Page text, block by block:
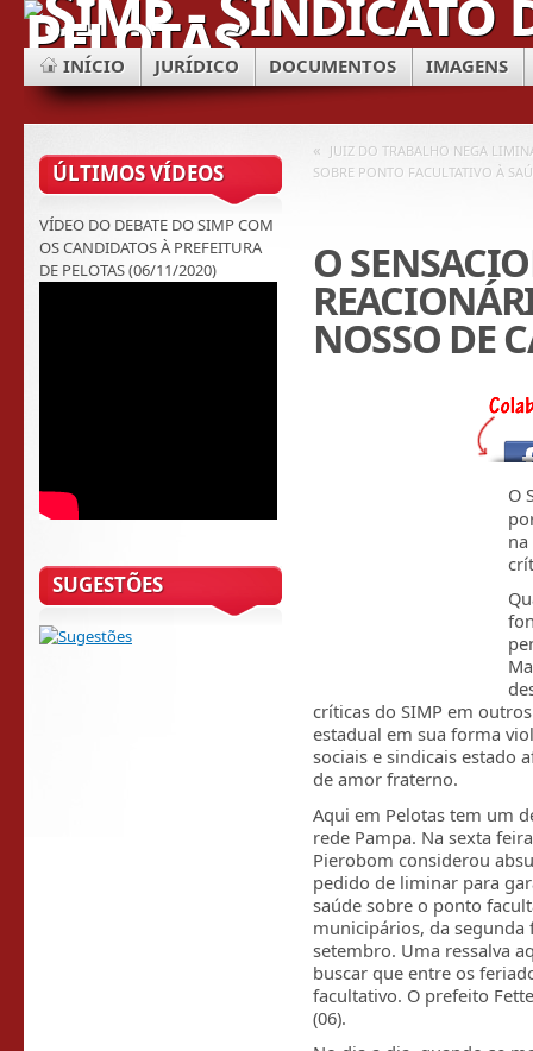
INÍCIO JURÍDICO DOCUMENTOS IMAGENS
« JUIZ DO TRABALHO NEGA
SOBRE PONTO FACULTATIVO À
O
NOSSO DE
O
críticas do SIMP em
estadual em sua forma
sociais e sindicais estado
de amor fraterno.
Aqui em Pelotas tem um
rede Pampa. Na sexta
Pierobom considerou
pedido de liminar para
saúde sobre o ponto
municipários, da segunda
setembro. Uma ressalva
buscar que entre os
facultativo. O prefeito
(06).
ÚLTIMOS VÍDEOS
VÍDEO DO DEBATE DO SIMP COM
OS CANDIDATOS À PREFEITURA
DE PELOTAS (06/11/2020)
SUGESTÕES